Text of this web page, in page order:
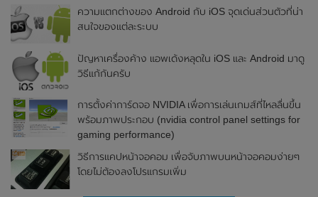
ความแตกต่างของ Android กับ iOS จุดเด่นส่วนตัวที่น่า
สนใจของแต่ละระบบ
ปัญหาเครื่องค้าง แอพเด้งหลุดใน iOS และ Android มาดู
วิธีแก้กันครับ
การตั้งค่าการ์ดจอ NVIDIA เพื่อการเล่นเกมส์ที่ไหลลื่นขึ้น
พร้อมภาพประกอบ (nvidia control panel settings for
gaming performance)
วิธีการแคปหน้าจอคอม เพื่อจับภาพบนหน้าจอคอมง่ายๆ
โดยไม่ต้องลงโปรแกรมเพิ่ม